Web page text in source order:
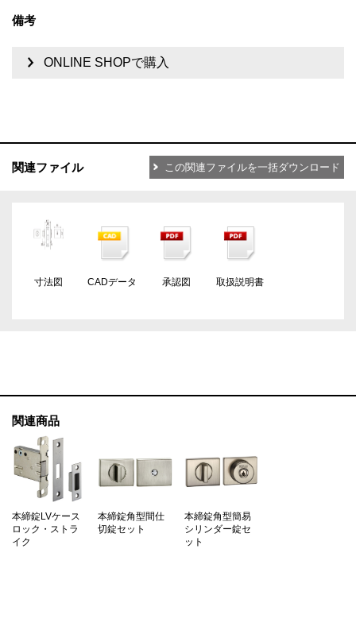
備考
ONLINE SHOPで購入
関連ファイル この関連ファイルを一括ダウンロード
寸法図 CADデータ 承認図 取扱説明書
関連商品
本締錠LVケース
ロック・ストラ
イク
本締錠角型間仕
切錠セット
本締錠角型簡易
シリンダー錠セ
ット